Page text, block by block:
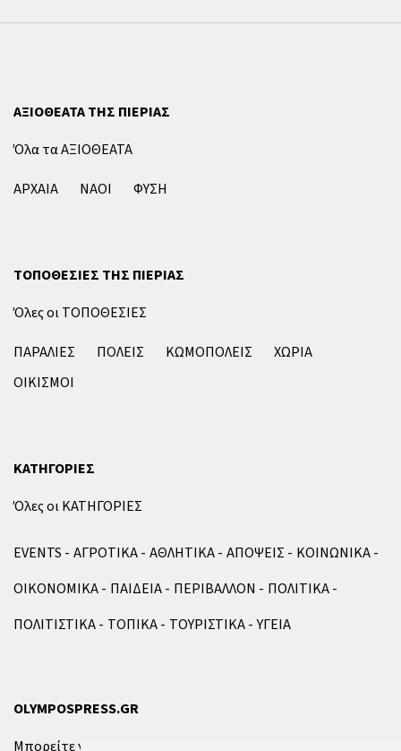
ΑΞΙΟΘΕΑΤΑ ΤΗΣ ΠΙΕΡΙΑΣ
Όλα τα ΑΞΙΟΘΕΑΤΑ
ΑΡΧΑΙΑ
ΝΑΟΙ ΦΥΣΗ
ΤΟΠΟΘΕΣΙΕΣ ΤΗΣ ΠΙΕΡΙΑΣ
Όλες οι ΤΟΠΟΘΕΣΙΕΣ
ΠΑΡΑΛΙΕΣ
ΠΟΛΕΙΣ ΚΩΜΟΠΟΛΕΙΣ
ΧΩΡΙΑ
ΟΙΚΙΣΜΟΙ
ΚΑΤΗΓΟΡΙΕΣ
Όλες οι ΚΑΤΗΓΟΡΙΕΣ
EVENTS ΑΓΡΟΤΙΚΑ ΑΘΛΗΤΙΚΑ ΑΠΟΨΕΙΣ
ΚΟΙΝΩΝΙΚΑ
ΟΙΚΟΝΟΜΙΚΑ
ΠΑΙΔΕΙΑ ΠΕΡΙΒΑΛΛΟΝ
ΠΟΛΙΤΙΚΑ
ΠΟΛΙΤΙΣΤΙΚΑ
ΤΟΠΙΚΑ ΤΟΥΡΙΣΤΙΚΑ ΥΓΕΙΑ
OLYMPOSPRESS.GR
Μπορείτε να επικοινωνήσετε μαζί μας μέσω της